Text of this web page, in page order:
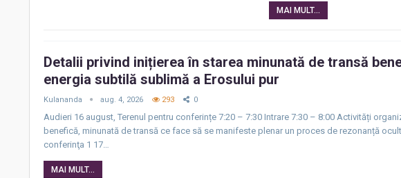
MAI MULT...
Detalii privind inițierea în starea minunată de transă
energia subtilă sublimă a Erosului pur
Kulananda aug. 4, 2026 293 0
Audieri 16 august, Terenul pentru conferințe 7:20 – 7:30 Intrare 7:30 – 8:00 Activități
benefică, minunată de transă ce face să se manifeste plenar un proces de rezonanță
conferinţa 1 17…
MAI MULT...